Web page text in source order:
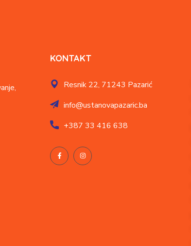
KONTAKT
Resnik 22, 71243 Pazarić
info@ustanovapazaric.ba
+387 33 416 638